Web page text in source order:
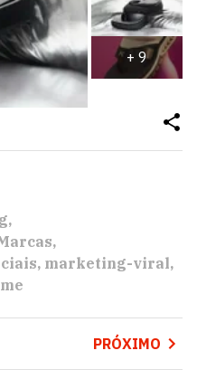
+ 9
marketing-viral
PRÓXIMO